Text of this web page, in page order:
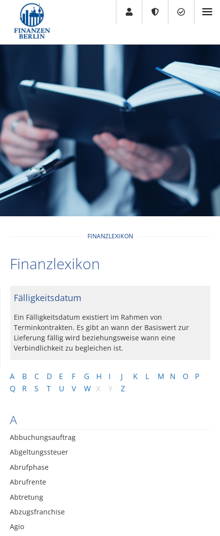
FINANZLEXIKON
Finanzlexikon
A B C D E F G H I J K L M N O
P
Q
R S T U V W X Y Z
A
Abbuchungsauftrag
Abgeltungssteuer
Abrufphase
Abrufrente
Abtretung
Abzugsfranchise
Agio
Fälligkeitsdatum
Ein Fälligkeitsdatum existiert im Rahmen von
Terminkontrakten. Es gibt an wann der Basiswert zur
Lieferung fällig wird beziehungsweise wann eine
Verbindlichkeit zu begleichen ist.